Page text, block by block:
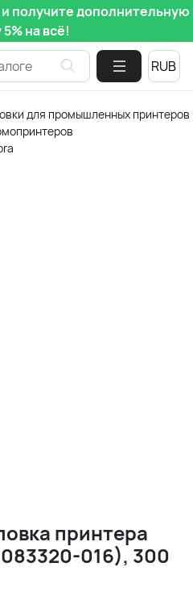
получите дополнительную
на всё!
для промышленных принтеров
принтера
016), 300